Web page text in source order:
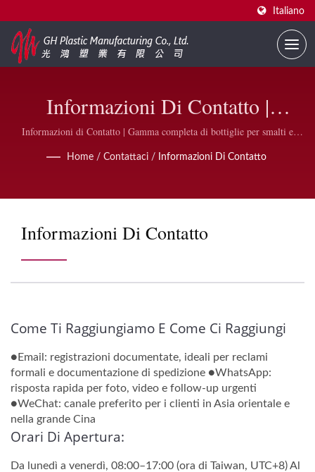
Italiano
Informazioni Di Contatto |
Fornitore Di Bottiglie Per Smalti
Personalizzate | GH Plastic
Informazioni di Contatto | Gamma completa di bottiglie per smalti e
Home / Contattaci / Informazioni Di Contatto
Informazioni Di Contatto
Come Ti Raggiungiamo E Come Ci Raggiungi
●Email: registrazioni documentate, ideali per reclami
formali e documentazione di spedizione ●WhatsApp:
risposta rapida per foto, video e follow-up urgenti
●WeChat: canale preferito per i clienti in Asia orientale e
nella grande Cina
Orari Di Apertura:
Da lunedì a venerdì, 08:00–17:00 (ora di Taiwan, UTC+8) Al